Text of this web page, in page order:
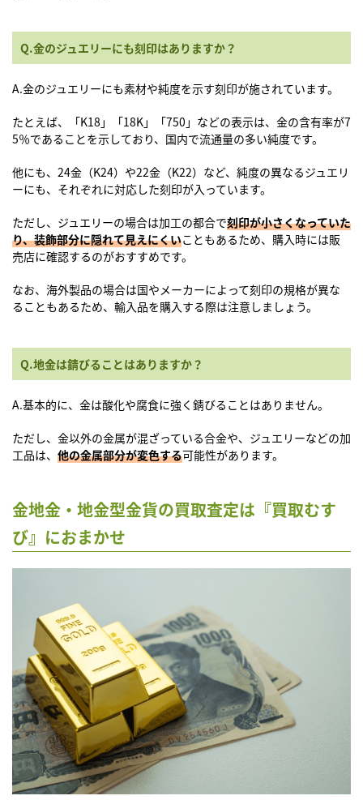
Q.金のジュエリーにも刻印はありますか？
A.金のジュエリーにも素材や純度を示す刻印が施されています。
たとえば、「K18」「18K」「750」などの表示は、金の含有率が7
5％であることを示しており、国内で流通量の多い純度です。
他にも、24金（K24）や22金（K22）など、純度の異なるジュエリ
ーにも、それぞれに対応した刻印が入っています。
ただし、ジュエリーの場合は加工の都合で刻印が小さくなっていた
り、装飾部分に隠れて見えにくいこともあるため、購入時には販
売店に確認するのがおすすめです。
なお、海外製品の場合は国やメーカーによって刻印の規格が異な
ることもあるため、輸入品を購入する際は注意しましょう。
Q.地金は錆びることはありますか？
A.基本的に、金は酸化や腐食に強く錆びることはありません。
ただし、金以外の金属が混ざっている合金や、ジュエリーなどの加
工品は、 他の金属部分が変色する可能性があります。
金地金・地金型金貨の買取査定は『買取むす
び』におまかせ